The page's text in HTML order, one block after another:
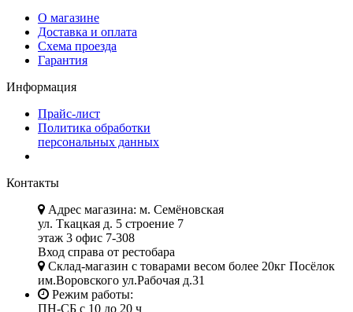
О магазине
Доставка и оплата
Схема проезда
Гарантия
Информация
Прайс-лист
Политика обработки
персональных данных
Контакты
Адрес магазина: м. Семёновская
ул. Ткацкая д. 5 строение 7
этаж 3 офис 7-308
Вход справа от рестобара
Склад-магазин с товарами весом более 20кг Посёлок
им.Воровского ул.Рабочая д.31
Режим работы:
ПН-СБ с 10 до 20 ч